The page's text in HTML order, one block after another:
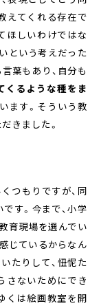
えてくれる存在で
ほしいわけではな
という考えだった
葉もあり、自分も
くるような種をま
ます。そういう教
きました。
つもりですが、同
す。今まで、小学
育現場を選んでい
じているからなん
たりして、忸怩た
さないためにでき
くは絵画教室を開